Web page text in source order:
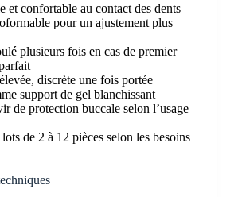
et confortable au contact des dents
pour un ajustement plus
plusieurs fois en cas de premier
discrète une fois portée
support de gel blanchissant
de protection buccale selon l’usage
de 2 à 12 pièces selon les besoins